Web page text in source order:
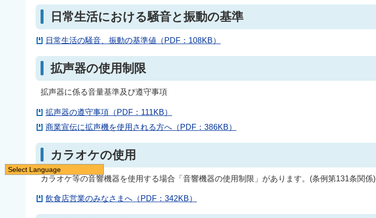
日常生活における騒音と振動の基準
日常生活の騒音、振動の基準値（PDF：108KB）
拡声器の使用制限
拡声器に係る音量基準及び遵守事項
拡声器の遵守事項（PDF：111KB）
商業宣伝に拡声機を使用される方へ（PDF：386KB）
カラオケの使用
カラオケ等の音響機器を使用する場合「音響機器の使用制限」があります。(条例第131条関係)
飲食店営業のみなさまへ（PDF：342KB）
Select Language
简体中文